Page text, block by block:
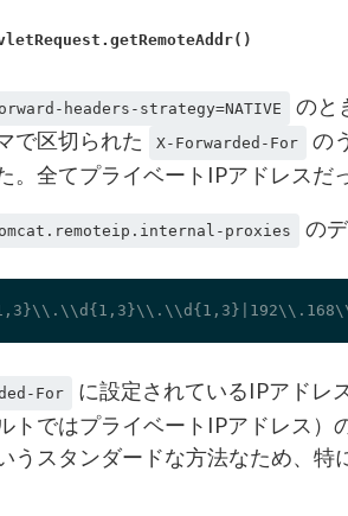
headers-strategy=NATIVE のと
で区切られた
X-Forwarded-For
の
。全てプライベートIPアドレスだ
proxies の
For
に設定されているIPアドレ
トではプライベートIPアドレス
うスタンダードな方法なため、特